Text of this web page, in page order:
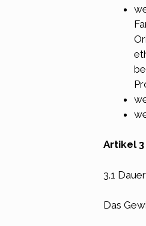
Artikel
3.1 Dauer
Das